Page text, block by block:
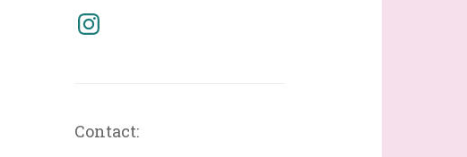
Instagram
Contact: